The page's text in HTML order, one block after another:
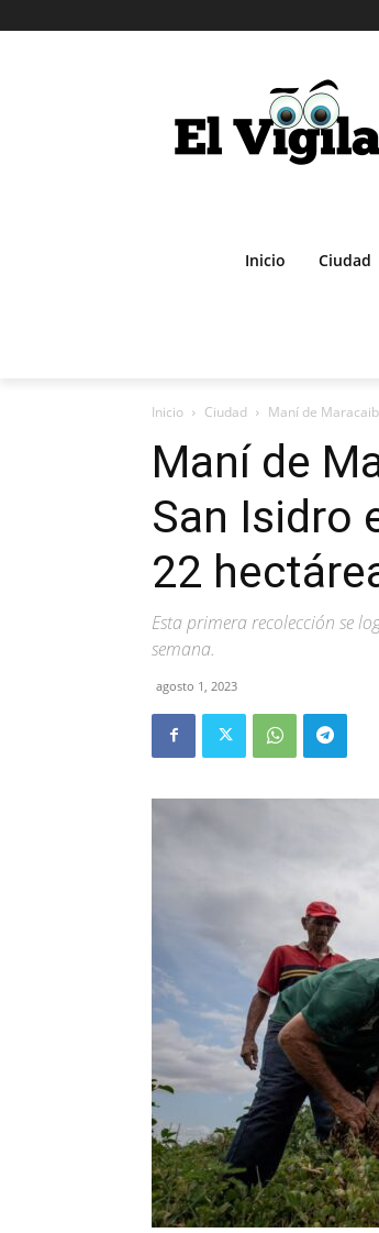
Inicio Ciudad
Inicio Ciudad Maní de
Maní de
San Isidro
22
Esta primera recolección se
semana.
agosto 1, 2023